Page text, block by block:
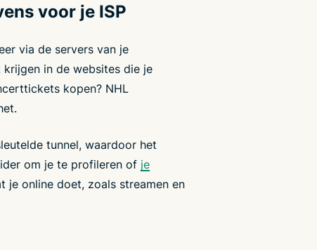
voor je ISP
via de servers van je
in de websites die je
kopen? NHL
tunnel, waardoor het
om je te profileren of je
je online doet, zoals streamen en